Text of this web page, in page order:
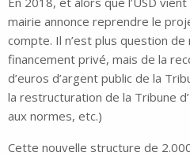
mairie annonce reprendre le
compte. Il n’est plus question
financement privé, mais de la
d’euros d’argent public de la
la restructuration de la Tribune
aux normes, etc.)
Cette nouvelle structure de